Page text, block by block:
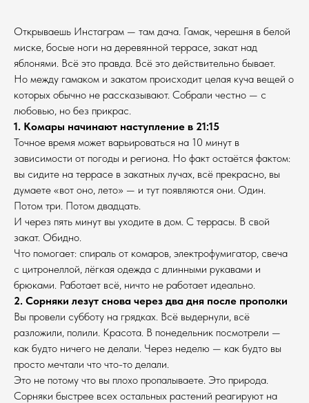
Открываешь Инстаграм — там дача. Гамак, черешня в белой
миске, босые ноги на деревянной террасе, закат над
яблонями. Всё это правда. Всё это действительно бывает.
Но между гамаком и закатом происходит целая куча вещей о
которых обычно не рассказывают. Собрали честно — с
любовью, но без прикрас.
1. Комары начинают наступление в 21:15
Точное время может варьироваться на 10 минут в
зависимости от погоды и региона. Но факт остаётся фактом:
вы сидите на террасе в закатных лучах, всё прекрасно, вы
думаете «вот оно, лето» — и тут появляются они. Один.
Потом три. Потом двадцать.
И через пять минут вы уходите в дом. С террасы. В свой
закат. Обидно.
Что помогает: спираль от комаров, электрофумигатор, свеча
с цитронеллой, лёгкая одежда с длинными рукавами и
брюками. Работает всё, ничто не работает идеально.
2. Сорняки лезут снова через два дня после прополки
Вы провели субботу на грядках. Всё выдернули, всё
разложили, полили. Красота. В понедельник посмотрели —
как будто ничего не делали. Через неделю — как будто вы
просто мечтали что что-то делали.
Это не потому что вы плохо пропалываете. Это природа.
Сорняки быстрее всех остальных растений реагируют на